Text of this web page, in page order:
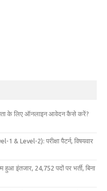
के लिए ऑनलाइन आवेदन कैसे करें?
& Level-2): परीक्षा पैटर्न, विषयवार
हुआ इंतजार, 24,752 पदों पर भर्ती, बिना